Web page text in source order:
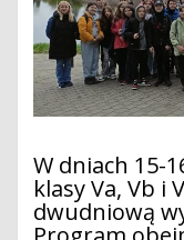
W dniach 15-
klasy Va, Vb i
dwudniową